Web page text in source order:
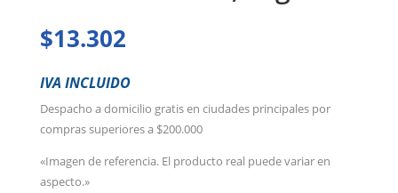
$13.302
IVA INCLUIDO
Despacho a domicilio gratis en ciudades principales por
compras superiores a $200.000
«Imagen de referencia. El producto real puede variar en
aspecto.»